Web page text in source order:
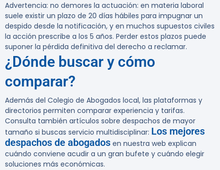
Advertencia: no demores la actuación: en materia laboral
suele existir un plazo de 20 días hábiles para impugnar un
despido desde la notificación, y en muchos supuestos civiles
la acción prescribe a los 5 años. Perder estos plazos puede
suponer la pérdida definitiva del derecho a reclamar.
¿Dónde buscar y cómo
comparar?
Además del Colegio de Abogados local, las plataformas y
directorios permiten comparar experiencia y tarifas.
Consulta también artículos sobre despachos de mayor
tamaño si buscas servicio multidisciplinar: Los mejores
despachos de abogados en nuestra web explican
cuándo conviene acudir a un gran bufete y cuándo elegir
soluciones más económicas.